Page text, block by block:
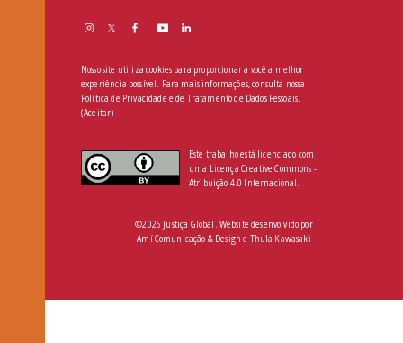
Nosso site utiliza cookies para proporcionar a você a melhor
experiência possível. Para mais informações, consulta nossa
Política de Privacidade e de Tratamento de Dados Pessoais
(Aceitar)
Este trabalho está licenciado com
uma Licença Creative Commons -
Atribuição 4.0 Internacional.
©2026 Justiça Global. Website desenvolvido por
Amí Comunicação & Design e Thula Kawasaki